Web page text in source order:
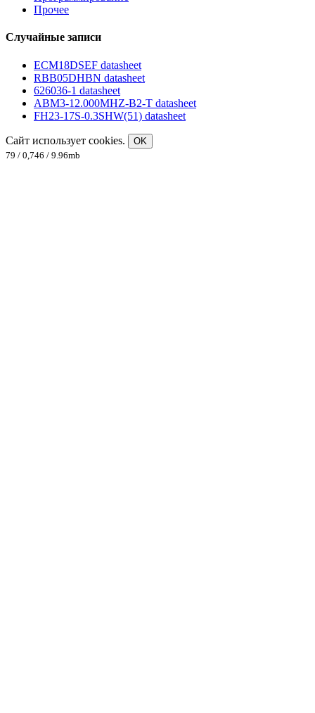
Прочее
Случайные записи
ECM18DSEF datasheet
RBB05DHBN datasheet
626036-1 datasheet
ABM3-12.000MHZ-B2-T datasheet
FH23-17S-0.3SHW(51) datasheet
Сайт использует cookies.
OK
79 / 0,746 / 9.96mb